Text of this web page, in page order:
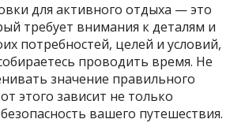
для активного отдыха — это
требует внимания к деталям и
потребностей, целей и условий,
проводить время. Не
значение правильного
этого зависит не только
вашего путешествия.